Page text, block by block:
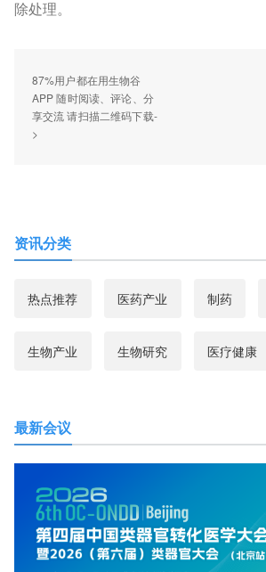
除处理。
87%用户都在用生物谷
APP 随时阅读、评论、分
享交流 请扫描二维码下载-
>
资讯分类
热点推荐 医药产业 制药
生物产业 生物研究 医疗健康
最新会议